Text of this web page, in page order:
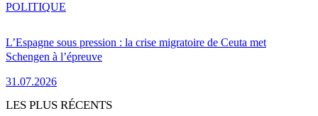
L’Espagne sous pression : la crise migratoire de Ceuta met
Schengen à l’épreuve
31.07.2026
POLITIQUE
LES PLUS RÉCENTS